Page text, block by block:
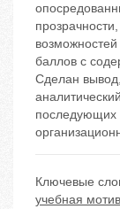
баллов с
Сделан
последующих
Ключевые
учебная